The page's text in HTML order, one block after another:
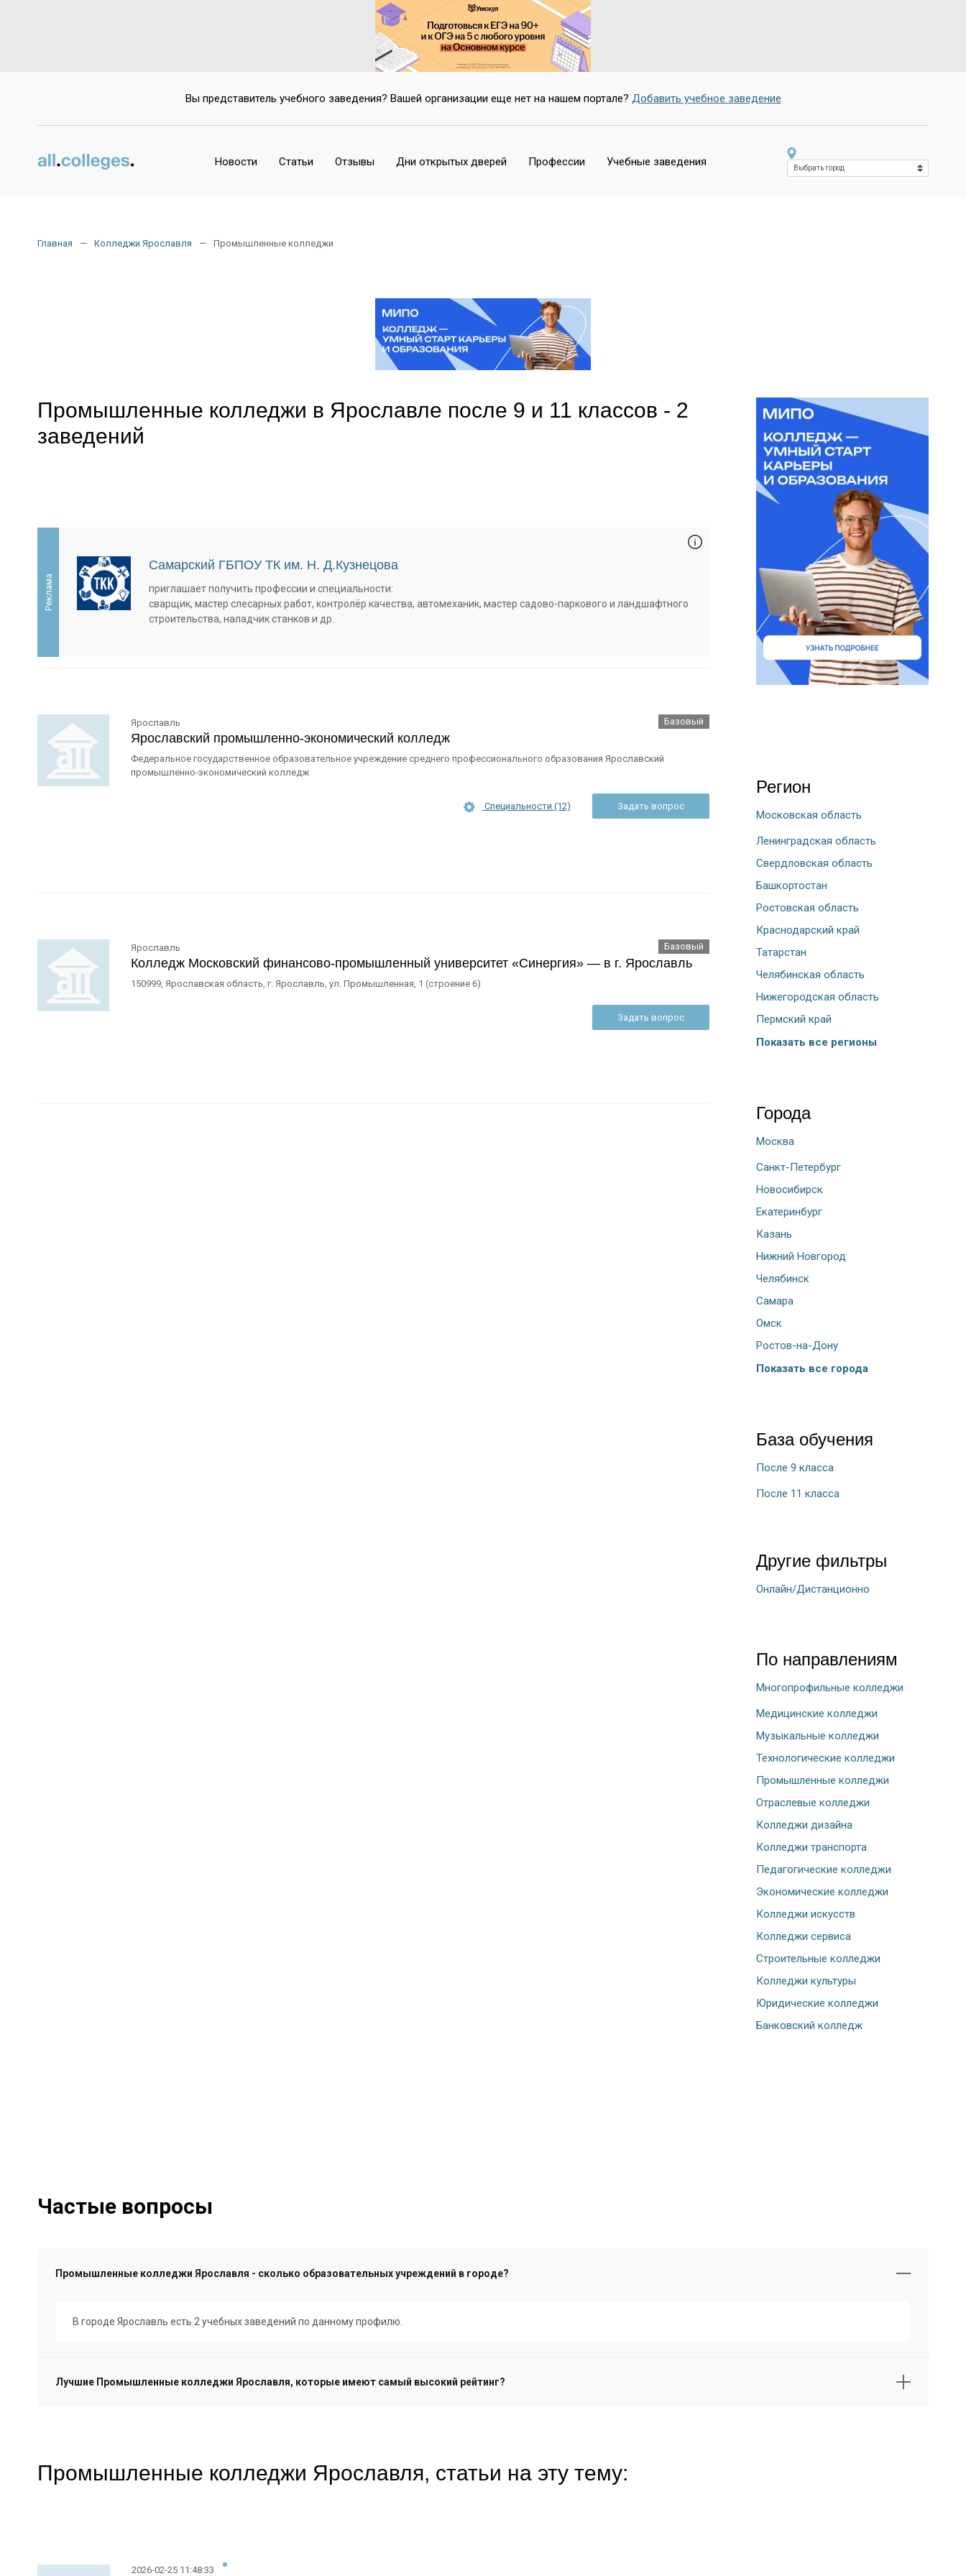
Вы представитель учебного заведения? Вашей организации еще нет на нашем портале? Добавить учебное заведение
Новости Статьи Отзывы Дни открытых дверей Профессии Учебные заведения
Главная Колледжи Ярославля Промышленные колледжи
Промышленные колледжи в Ярославле после 9 и 11 классов - 2
заведений
Реклама
Самарский ГБПОУ ТК им. Н. Д.Кузнецова
приглашает получить профессии и специальности:
сварщик, мастер слесарных работ, контролёр качества, автомеханик, мастер садово-паркового и ландшафтного
строительства, наладчик станков и др.
Ярославль Базовый
Ярославский промышленно-экономический колледж
Федеральное государственное образовательное учреждение среднего профессионального образования Ярославский
промышленно-экономический колледж
Специальности (12) Задать вопрос
Ярославль Базовый
Колледж Московский финансово-промышленный университет «Синергия» — в г. Ярославль
150999, Ярославская область, г. Ярославль, ул. Промышленная, 1 (строение 6)
Задать вопрос
Регион
Московская область
Ленинградская область
Свердловская область
Башкортостан
Ростовская область
Краснодарский край
Татарстан
Челябинская область
Нижегородская область
Пермский край
Показать все регионы
Города
Москва
Санкт-Петербург
Новосибирск
Екатеринбург
Казань
Нижний Новгород
Челябинск
Самара
Омск
Ростов-на-Дону
Показать все города
База обучения
После 9 класса
После 11 класса
Другие фильтры
Онлайн/Дистанционно
По направлениям
Многопрофильные колледжи
Медицинские колледжи
Музыкальные колледжи
Технологические колледжи
Промышленные колледжи
Отраслевые колледжи
Колледжи дизайна
Колледжи транспорта
Педагогические колледжи
Экономические колледжи
Колледжи искусств
Колледжи сервиса
Строительные колледжи
Колледжи культуры
Юридические колледжи
Банковский колледж
Частые вопросы
Промышленные колледжи Ярославля - сколько образовательных учреждений в городе?
В городе Ярославль есть 2 учебных заведений по данному профилю.
Лучшие Промышленные колледжи Ярославля, которые имеют самый высокий рейтинг?
Промышленные колледжи Ярославля, статьи на эту тему:
2026-02-25 11:48:33